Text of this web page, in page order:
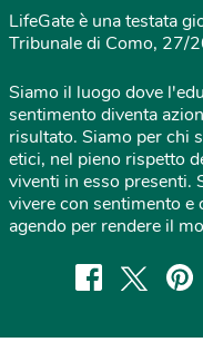
LifeGate è una testata
Tribunale di Como, 27/
Siamo il luogo dove
sentimento diventa
risultato. Siamo per chi
etici, nel pieno rispetto
viventi in esso presenti.
vivere con sentimento e
agendo per rendere il